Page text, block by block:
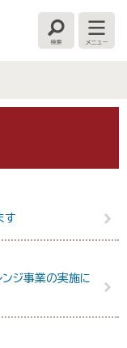
検
索
メ
ニ
す
ンジ事業の実施に